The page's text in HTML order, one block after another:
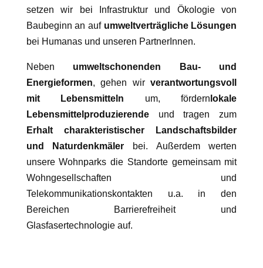
setzen wir bei Infrastruktur und Ökologie von
Baubeginn an auf umweltverträgliche Lösungen
bei Humanas und unseren PartnerInnen.
Neben umweltschonenden Bau- und
Energieformen, gehen wirverantwortungsvoll
mit Lebensmitteln um, fördern lokale
Lebensmittelproduzierendeund tragen zum
Erhalt charakteristischer Landschaftsbilder
und Naturdenkmäler bei. Außerdem werten
unsere Wohnparks die Standorte gemeinsam mit
Wohngesellschaften und
Telekommunikationskontakten u.a. in den
Bereichen Barrierefreiheit und
Glasfasertechnologie auf.